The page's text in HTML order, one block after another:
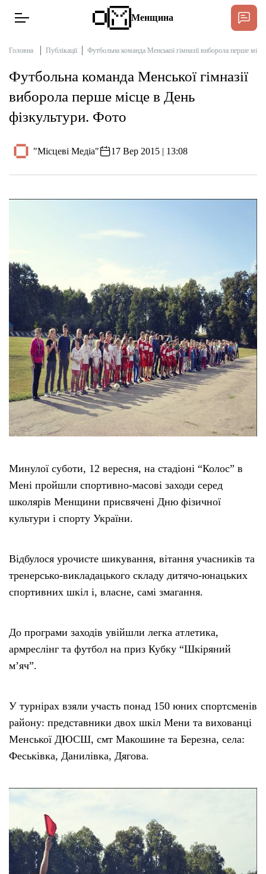
Новини
Інтерв’ю
Тексти
Тендери
Довідник
Контакти
Рекламні прайси
Підтримати «місцевих»
Етичний кодекс
Підтримати
Менщина
Головна Публікації Футбольна команда Менської гімназії виборола перше
Футбольна команда Менської гімназії
виборола перше місце в День
фізкультури. Фото
"Місцеві Медіа" 17 Вер 2015 | 13:08
Минулої суботи, 12 вересня, на стадіоні “Колос” в
Мені пройшли спортивно-масові заходи серед
школярів Менщини присвячені Дню фізичної
культури і спорту України.
Відбулося урочисте шикування, вітання учасників та
тренерсько-викладацького складу дитячо-юнацьких
спортивних шкіл і, власне, самі змагання.
До програми заходів увійшли легка атлетика,
армреслінг та футбол на приз Кубку “Шкіряний
м’яч”.
У турнірах взяли участь понад 150 юних спортсменів
району: представники двох шкіл Мени та вихованці
Менської ДЮСШ, смт Макошине та Березна, села:
Феськівка, Данилівка, Дягова.